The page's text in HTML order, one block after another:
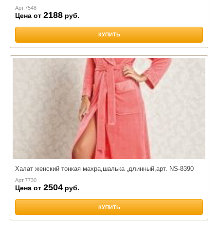
Арт.7548
Цена от 2188 руб.
КУПИТЬ
Халат женский тонкая махра,шалька ,длинный,арт. NS-8390
Арт.7730
Цена от 2504 руб.
КУПИТЬ